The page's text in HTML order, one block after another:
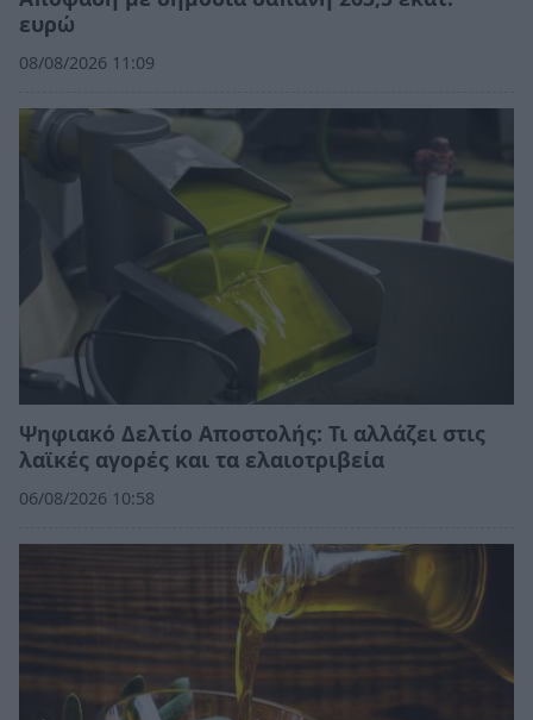
ευρώ
08/08/2026 11:09
Ψηφιακό Δελτίο Αποστολής: Τι αλλάζει στις
λαϊκές αγορές και τα ελαιοτριβεία
06/08/2026 10:58